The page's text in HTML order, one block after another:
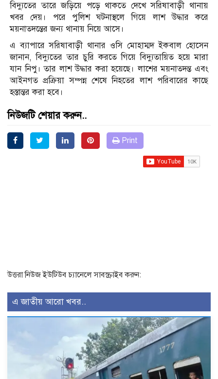
বিদ্যুতের তারে জড়িয়ে পড়ে থাকতে দেখে সরিষাবাড়ী থানায়
খবর দেয়। পরে পুলিশ ঘটনাস্থলে গিয়ে লাশ উদ্ধার করে
ময়নাতদন্তের জন্য থানায় নিয়ে আসে।
এ ব্যাপারে সরিষাবাড়ী থানার ওসি মোহাম্মদ ইকবাল হোসেন
জানান, বিদ্যুতের তার চুরি করতে গিয়ে বিদ্যুতায়িত হয়ে মারা
যান নিপু। তার লাশ উদ্ধার করা হয়েছে। লাশের ময়নাতদন্ত এবং
আইনগত প্রক্রিয়া সম্পন্ন শেষে নিহতের লাশ পরিবারের কাছে
হস্তান্তর করা হবে।
নিউজটি শেয়ার করুন..
Print
উত্তরা নিউজ ইউটিউব চ্যানেলে সাবস্ক্রাইব করুন:
এ জাতীয় আরো খবর..